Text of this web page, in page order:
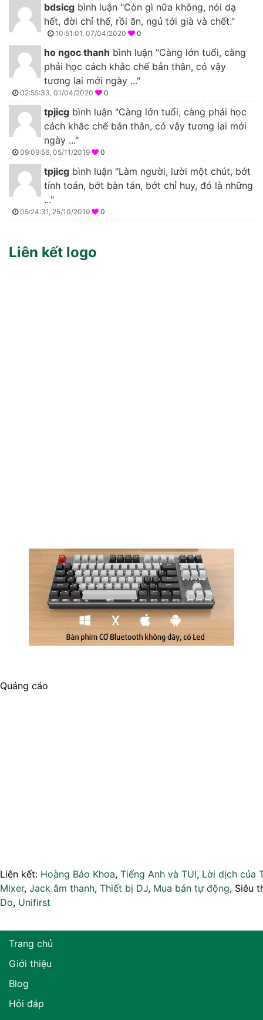
bdsicg bình luận "Còn gì nữa không, nói dạ
hết, đời chỉ thế, rồi ăn, ngủ tới già và chết."
10:51:01, 07/04/2020 0
ho ngoc thanh bình luận "Càng lớn tuổi, càng
phải học cách khắc chế bản thân, có vậy
tương lai mới ngày ..."
02:55:33, 01/04/2020 0
tpjicg bình luận "Càng lớn tuổi, càng phải học
cách khắc chế bản thân, có vậy tương lai mới
ngày ..."
09:09:56, 05/11/2019 0
tpjicg bình luận "Làm người, lười một chút, bớt
tính toán, bớt bàn tán, bớt chỉ huy, đó là những
..."
05:24:31, 25/10/2019 0
Liên kết logo
Quảng cáo
Liên kết: Hoàng Bảo Khoa, Tiếng Anh và TUI, Lời dịch của
Mixer, Jack âm thanh, Thiết bị DJ, Mua bán tự động, Siêu
Do, Unifirst
Trang chủ
Giới thiệu
Blog
Hỏi đáp